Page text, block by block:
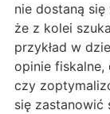
nie dostaną się
że z kolei
przykład w
opinie
czy
się zastanowić